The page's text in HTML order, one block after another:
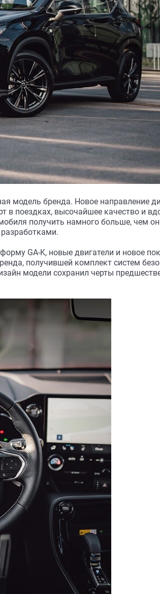
модель бренда. Новое направление
в поездках, высочайшее качество и
получить намного больше, чем
GA-K, новые двигатели и новое
получившей комплект систем
модели сохранил черты